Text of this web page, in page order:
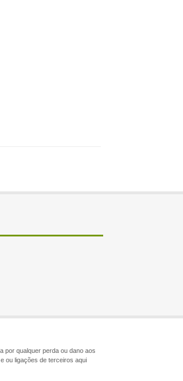
por qualquer perda ou dano aos
ou ligações de terceiros aqui